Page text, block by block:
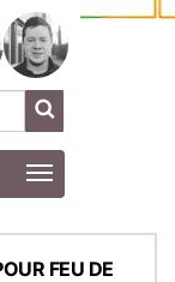
FEU DE